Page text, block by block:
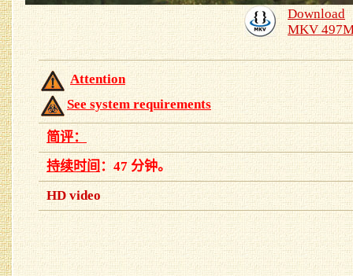
Download
MKV
Attention
See system requirements
简评：
持续时间：47 分钟。
HD video